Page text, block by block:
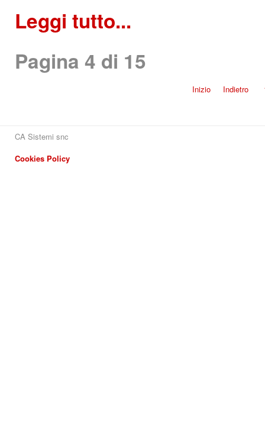
Leggi tutto...
Pagina 4 di 15
Inizio Indietro
CA Sistemi snc
Cookies Policy